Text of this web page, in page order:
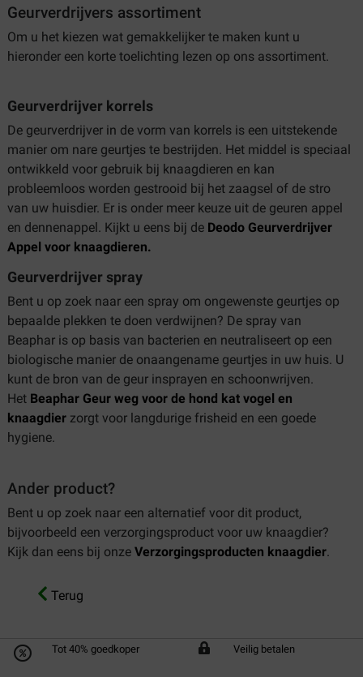
Geurverdrijvers assortiment
Om u het kiezen wat gemakkelijker te maken kunt u
hieronder een korte toelichting lezen op ons assortiment.
Geurverdrijver korrels
De geurverdrijver in de vorm van korrels is een uitstekende
manier om nare geurtjes te bestrijden. Het middel is speciaal
ontwikkeld voor gebruik bij knaagdieren en kan
probleemloos worden gestrooid bij het zaagsel of de stro
van uw huisdier. Er is onder meer keuze uit de geuren appel
en dennenappel. Kijkt u eens bij de Deodo Geurverdrijver
Appel voor knaagdieren.
Geurverdrijver spray
Bent u op zoek naar een spray om ongewenste geurtjes op
bepaalde plekken te doen verdwijnen? De spray van
Beaphar is op basis van bacterien en neutraliseert op een
biologische manier de onaangename geurtjes in uw huis. U
kunt de bron van de geur insprayen en schoonwrijven.
Het Beaphar Geur weg voor de hond kat vogel en
knaagdier zorgt voor langdurige frisheid en een goede
hygiene.
Ander product?
Bent u op zoek naar een alternatief voor dit product,
bijvoorbeeld een verzorgingsproduct voor uw knaagdier?
Kijk dan eens bij onze Verzorgingsproducten knaagdier.
Terug
Tot 40% goedkoper Veilig betalen